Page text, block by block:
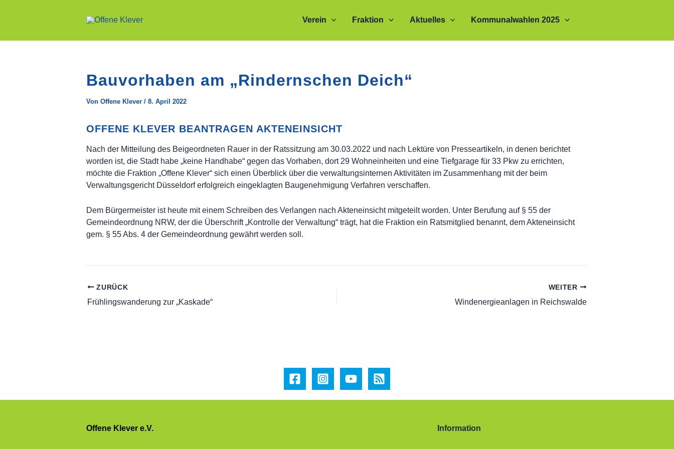
Verein Fraktion Aktuelles Kommunalwahlen 2025
Bauvorhaben am „Rindernschen Deich“
Von Offene Klever / 8. April 2022
OFFENE KLEVER BEANTRAGEN AKTENEINSICHT
Nach der Mitteilung des Beigeordneten Rauer in der Ratssitzung am 30.03.2022 und nach Lektüre von Presseartikeln, in denen berichtet
worden ist, die Stadt habe „keine Handhabe“ gegen das Vorhaben, dort 29 Wohneinheiten und eine Tiefgarage für 33 Pkw zu errichten,
möchte die Fraktion „Offene Klever“ sich einen Überblick über die verwaltungsinternen Aktivitäten im Zusammenhang mit der beim
Verwaltungsgericht Düsseldorf erfolgreich eingeklagten Baugenehmigung Verfahren verschaffen.
Dem Bürgermeister ist heute mit einem Schreiben des Verlangen nach Akteneinsicht mitgeteilt worden. Unter Berufung auf § 55 der
Gemeindeordnung NRW, der die Überschrift „Kontrolle der Verwaltung“ trägt, hat die Fraktion ein Ratsmitglied benannt, dem Akteneinsicht
gem. § 55 Abs. 4 der Gemeindeordnung gewährt werden soll.
ZURÜCK
Frühlingswanderung zur „Kaskade“
WEITER
Windenergieanlagen in Reichswalde
Offene Klever e.V. Information